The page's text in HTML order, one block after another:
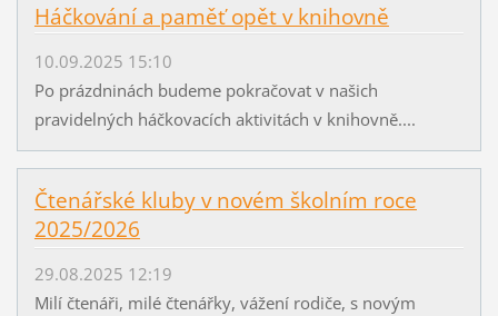
Háčkování a paměť opět v knihovně
10.09.2025 15:10
Po prázdninách budeme pokračovat v našich
pravidelných háčkovacích aktivitách v knihovně....
Čtenářské kluby v novém školním roce
2025/2026
29.08.2025 12:19
Milí čtenáři, milé čtenářky, vážení rodiče, s novým